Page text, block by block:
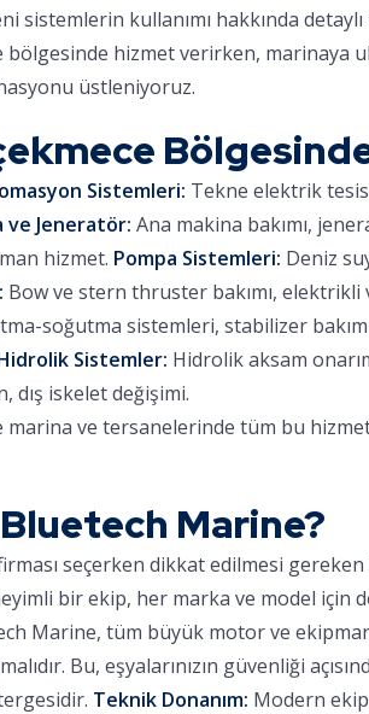
sistemlerin kullanımı hakkında
bölgesinde hizmet verirken, marinaya
üstleniyoruz.
Sistemleri: Tekne elektrik
ve Jeneratör: Ana makina bakımı,
hizmet. Pompa Sistemleri: Deniz
Bow ve stern thruster bakımı,
soğutma sistemleri, stabilizer
Sistemler: Hidrolik aksam
dış iskelet değişimi.
marina ve tersanelerinde tüm bu
Marine?
seçerken dikkat edilmesi gereken
bir ekip, her marka ve model için
Marine, tüm büyük motor ve ekipman
Bu, eşyalarınızın güvenliği
Teknik Donanım: Modern